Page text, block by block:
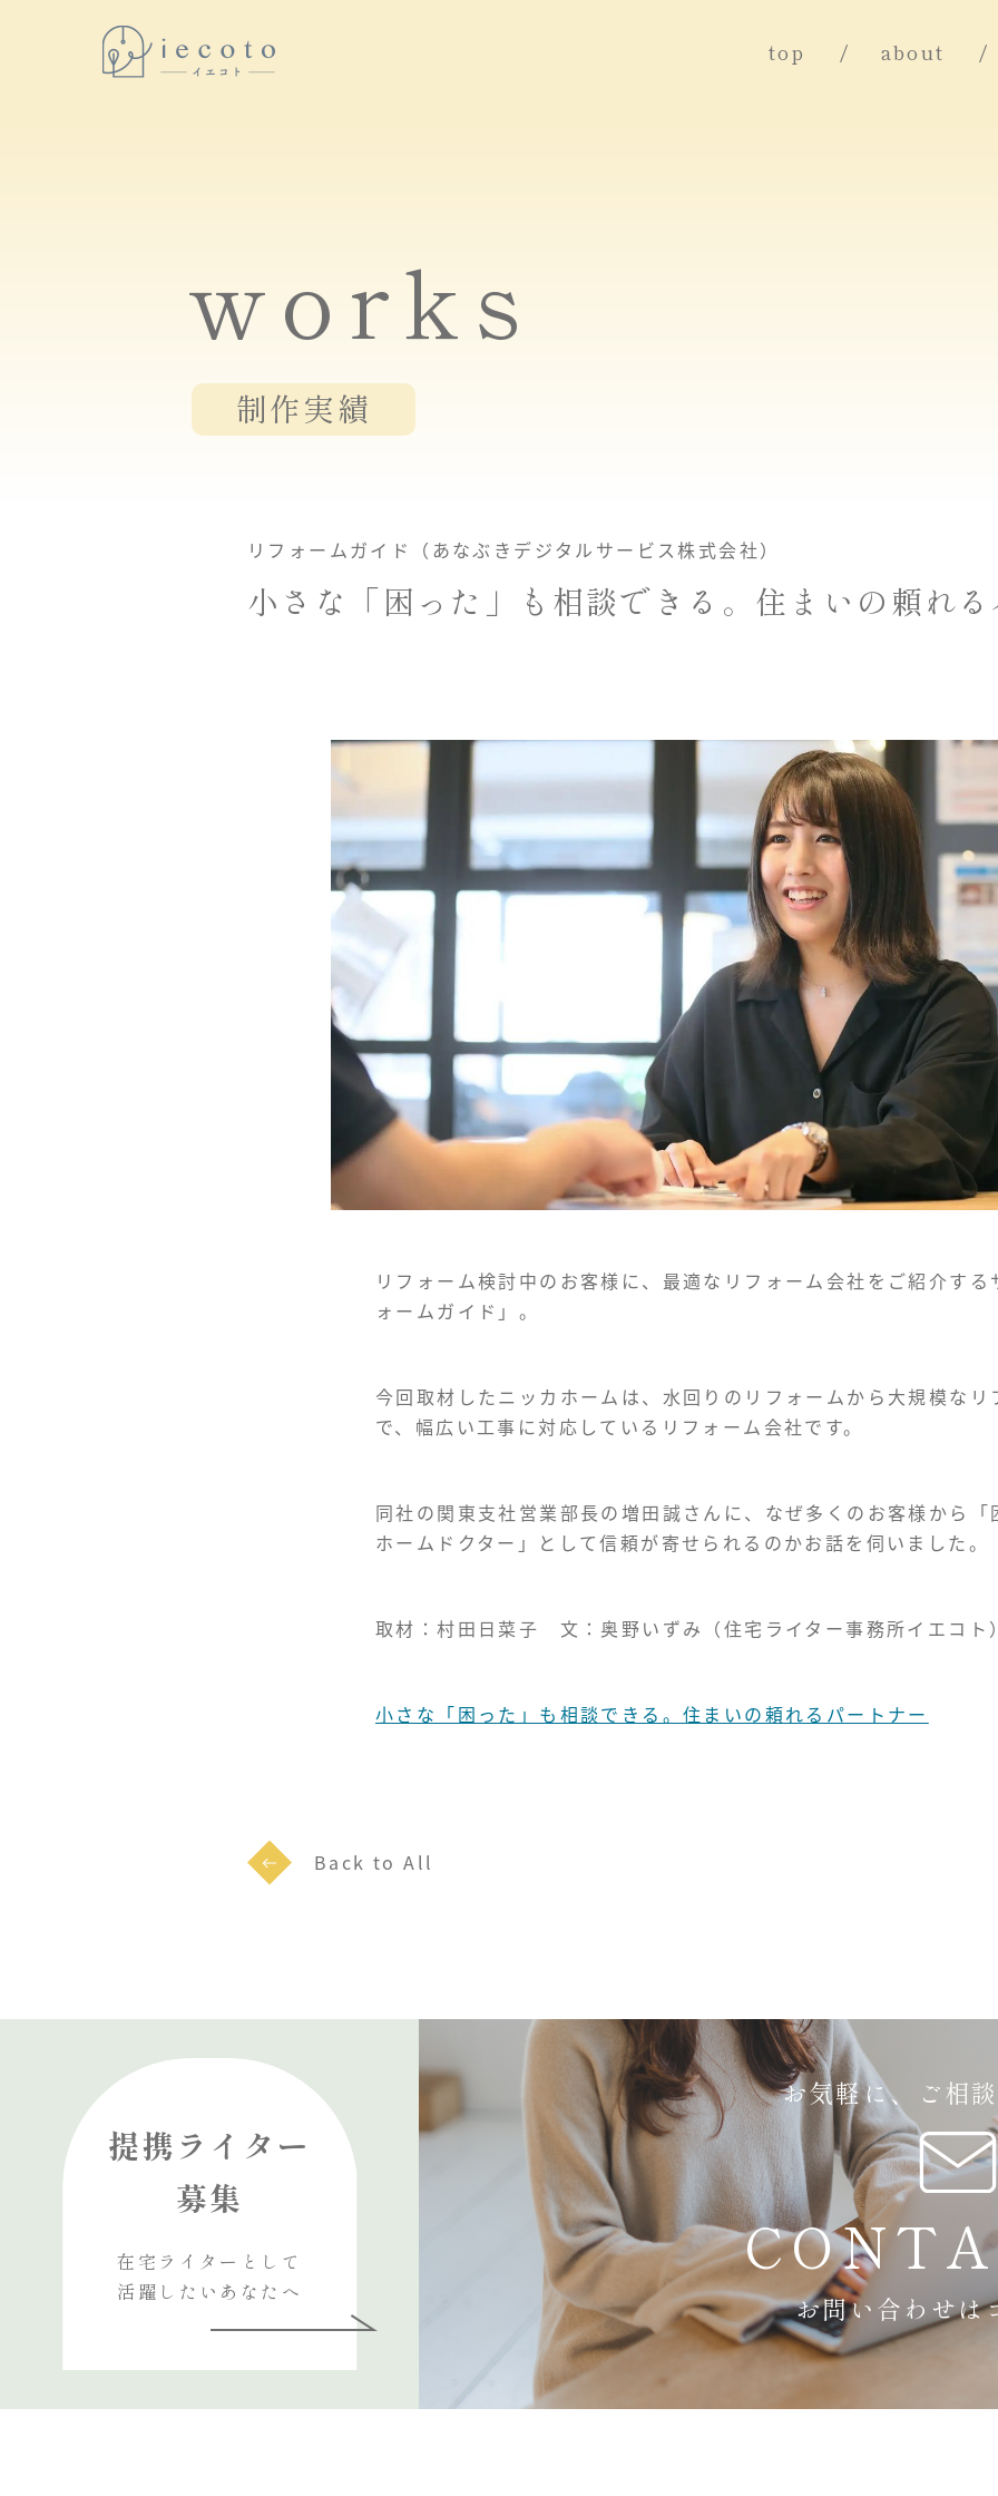
top about
works
制作実績
リフォームガイド（あなぶきデジタルサービス株式会社）
小さな「困った」も相談できる。住まいの頼れる
リフォーム検討中のお客様に、最適なリフォーム会社をご紹介する
ォームガイド」。
今回取材したニッカホームは、水回りのリフォームから大規模なリ
で、幅広い工事に対応しているリフォーム会社です。
同社の関東支社営業部長の増田誠さんに、なぜ多くのお客様から「
ホームドクター」として信頼が寄せられるのかお話を伺いました。
取材：村田日菜子 文：奥野いずみ（住宅ライター事務所イエコト）
小さな「困った」も相談できる。住まいの頼れるパートナー
Back to All
お気軽に、ご相
お問い合わせは
提携ライター
募集
在宅ライターとして
活躍したいあなたへ